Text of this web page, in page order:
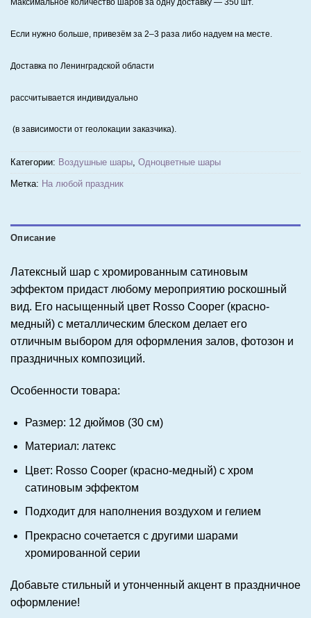
Максимальное количество шаров за одну доставку — 350 шт.
Если нужно больше, привезём за 2–3 раза либо надуем на месте.
Доставка по Ленинградской области
рассчитывается индивидуально
(в зависимости от геолокации заказчика).
Категории: Воздушные шары, Одноцветные шары
Метка: На любой праздник
Описание
Латексный шар с хромированным сатиновым
эффектом придаст любому мероприятию роскошный
вид. Его насыщенный цвет Rosso Cooper (красно-
медный) с металлическим блеском делает его
отличным выбором для оформления залов, фотозон и
праздничных композиций.
Особенности товара:
Размер: 12 дюймов (30 см)
Материал: латекс
Цвет: Rosso Cooper (красно-медный) с хром
сатиновым эффектом
Подходит для наполнения воздухом и гелием
Прекрасно сочетается с другими шарами
хромированной серии
Добавьте стильный и утонченный акцент в праздничное
оформление!